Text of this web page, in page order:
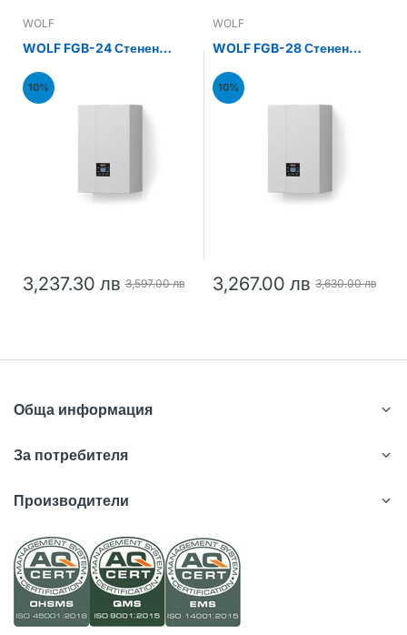
WOLF
WOLF FGB-24 Стенен
24kW
10%
3,237.30 лв 3,597.00 лв
WOLF
WOLF FGB-28 Стенен
28kW
10%
3,267.00 лв 3,630.00 лв
Обща информация
За потребителя
Производители